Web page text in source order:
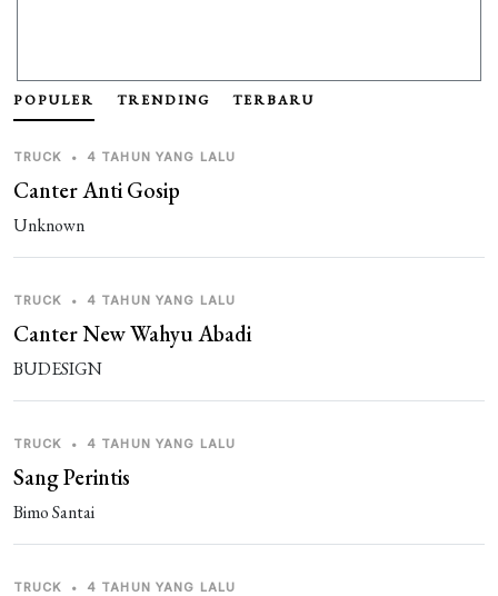
POPULER TRENDING TERBARU
TRUCK • 4 TAHUN YANG LALU
Canter Anti Gosip
Unknown
TRUCK • 4 TAHUN YANG LALU
Canter New Wahyu Abadi
BUDESIGN
TRUCK • 4 TAHUN YANG LALU
Sang Perintis
Bimo Santai
TRUCK • 4 TAHUN YANG LALU